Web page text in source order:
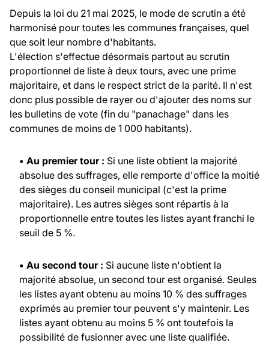
Depuis la loi du 21 mai 2025, le mode de scrutin a été
harmonisé pour toutes les communes françaises, quel
que soit leur nombre d'habitants.
L'élection s'effectue désormais partout au scrutin
proportionnel de liste à deux tours, avec une prime
majoritaire, et dans le respect strict de la parité. Il n'est
donc plus possible de rayer ou d'ajouter des noms sur
les bulletins de vote (fin du "panachage" dans les
communes de moins de 1 000 habitants).
• Au premier tour : Si une liste obtient la majorité
absolue des suffrages, elle remporte d'office la moitié
des sièges du conseil municipal (c'est la prime
majoritaire). Les autres sièges sont répartis à la
proportionnelle entre toutes les listes ayant franchi le
seuil de 5 %.
• Au second tour : Si aucune liste n'obtient la
majorité absolue, un second tour est organisé. Seules
les listes ayant obtenu au moins 10 % des suffrages
exprimés au premier tour peuvent s'y maintenir. Les
listes ayant obtenu au moins 5 % ont toutefois la
possibilité de fusionner avec une liste qualifiée.